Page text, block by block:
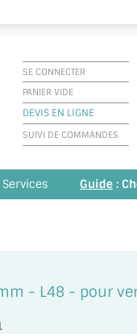
SE CONNECTER
PANIER VIDE
DEVIS EN LIGNE
SUIVI DE COMMANDES
Guide :
- L48 - pour